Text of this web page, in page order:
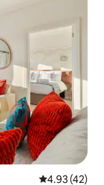
คะแนนเฉลี่ย
4.93 (42)